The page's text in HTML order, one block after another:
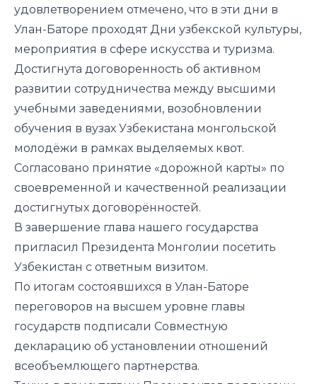
удовлетворением отмечено, что в эти дни в
Улан-Баторе проходят Дни узбекской культуры,
мероприятия в сфере искусства и туризма.
Достигнута договоренность об активном
развитии сотрудничества между высшими
учебными заведениями, возобновлении
обучения в вузах Узбекистана монгольской
молодёжи в рамках выделяемых квот.
Согласовано принятие «дорожной карты» по
своевременной и качественной реализации
достигнутых договорённостей.
В завершение глава нашего государства
пригласил Президента Монголии посетить
Узбекистан с ответным визитом.
По итогам состоявшихся в Улан-Баторе
переговоров на высшем уровне главы
государств подписали Совместную
декларацию об установлении отношений
всеобъемлющего партнерства.